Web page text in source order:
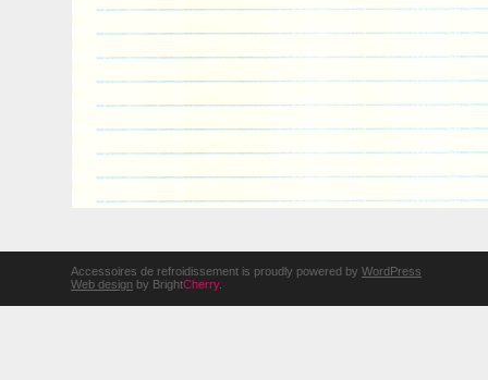
Accessoires de refroidissement is proudly powered by WordPress
Web design by BrightCherry.